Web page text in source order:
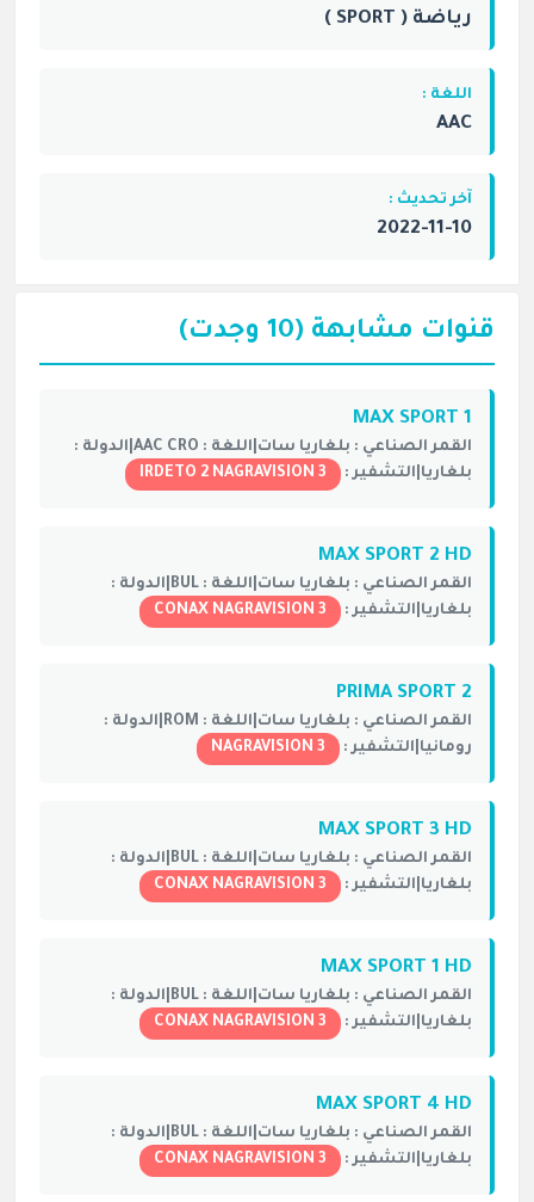
رياضة ( SPORT )
اللغة :
AAC
آخر تحديث :
2022-11-10
قنوات مشابهة (10 وجدت)
MAX SPORT 1
القمر الصناعي : بلغاريا سات| اللغة :
الدولة :
بلغاريا| التشفير : IRDETO 2 NAGRAVISION 3
MAX SPORT 2 HD
القمر الصناعي : بلغاريا سات| اللغة : BUL|
الدولة :
بلغاريا| التشفير : CONAX NAGRAVISION 3
PRIMA SPORT 2
القمر الصناعي : بلغاريا سات| اللغة :
الدولة :
رومانيا| التشفير : NAGRAVISION 3
MAX SPORT 3 HD
القمر الصناعي : بلغاريا سات| اللغة : BUL|
الدولة :
بلغاريا| التشفير : CONAX NAGRAVISION 3
MAX SPORT 1 HD
القمر الصناعي : بلغاريا سات| اللغة : BUL|
الدولة :
بلغاريا| التشفير : CONAX NAGRAVISION 3
MAX SPORT 4 HD
القمر الصناعي : بلغاريا سات| اللغة : BUL|
الدولة :
بلغاريا| التشفير : CONAX NAGRAVISION 3